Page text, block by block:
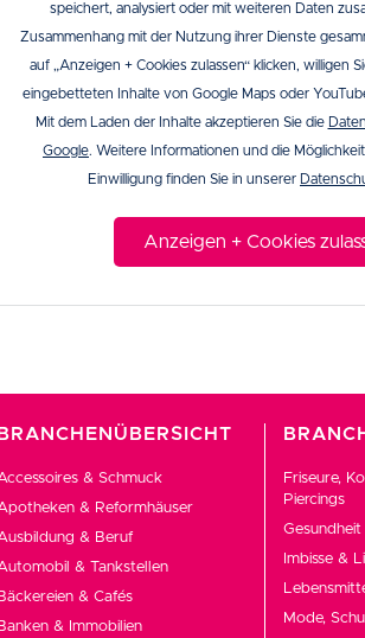
speichert, analysiert oder mit weiteren Daten
Zusammenhang mit der Nutzung ihrer Dienste
auf „Anzeigen + Cookies zulassen“ klicken, willigen
eingebetteten Inhalte von Google Maps oder
Mit dem Laden der Inhalte akzeptieren Sie die
Google. Weitere Informationen und die
Einwilligung finden Sie in unserer
Anzeigen + Cookies
& Schmuck
& Reformhäuser
& Beruf
& Tankstellen
& Cafés
& Immobilien
Friseure,
Piercings
Imbisse &
Mode,